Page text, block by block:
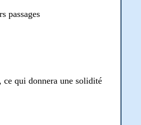
passages
ce qui donnera une solidité